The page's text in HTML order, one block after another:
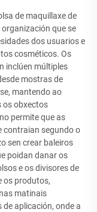
de maquillaxe de
que se
dos usuarios e
cosméticos. Os
inclúen múltiples
mostras de
mantendo ao
os obxectos
permite que as
contraian segundo o
sen crear baleiros
poidan danar os
e os divisores de
os produtos,
matinais
aplicación, onde a